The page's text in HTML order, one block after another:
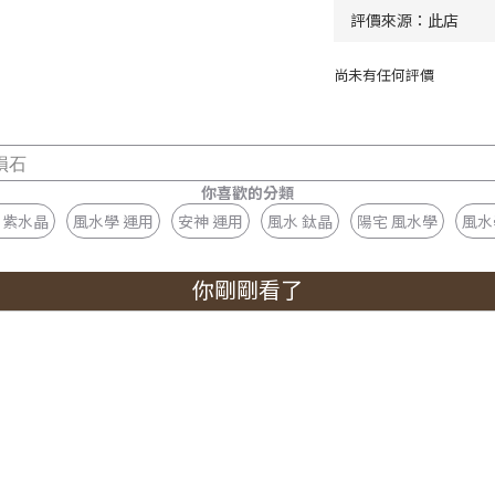
尚未有任何評價
石
你喜歡的分類
水晶
風水學 運用 安神 運用 風水 鈦晶 陽宅 風水學 風
你剛剛看了